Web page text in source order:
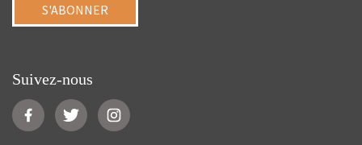
S'ABONNER
Suivez-nous